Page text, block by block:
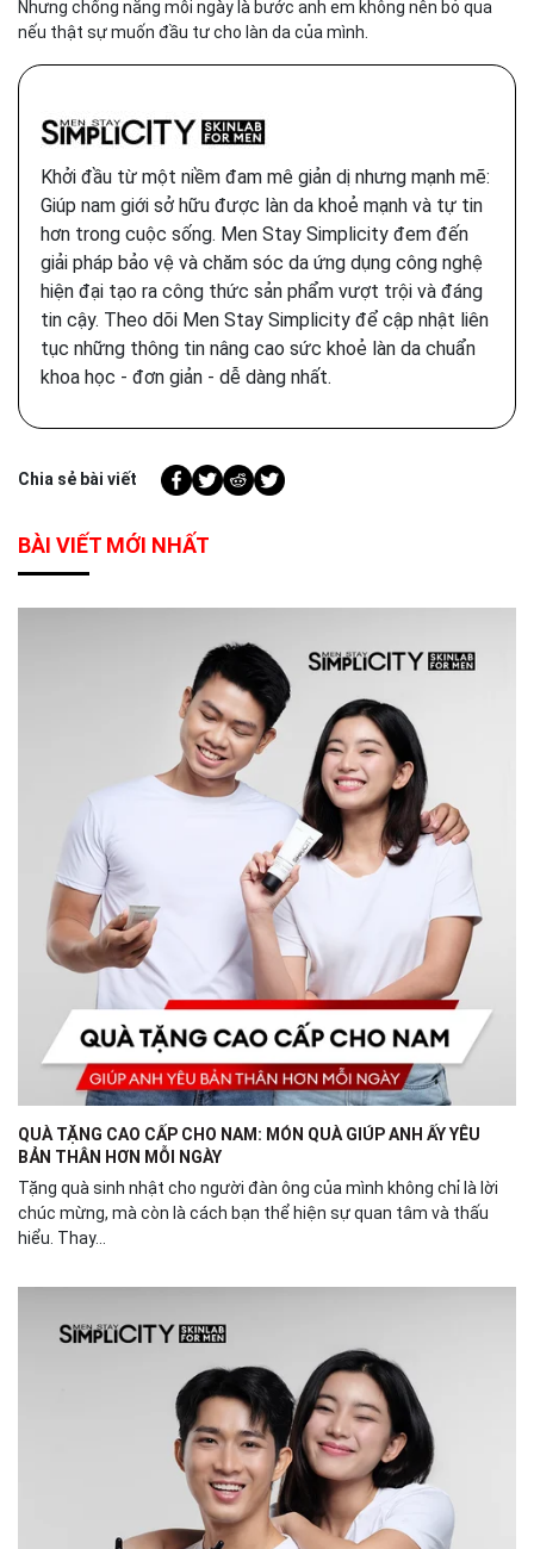
Nhưng chống nắng mỗi ngày là bước anh em không nên bỏ qua
nếu thật sự muốn đầu tư cho làn da của mình.
Khởi đầu từ một niềm đam mê giản dị nhưng mạnh mẽ:
Giúp nam giới sở hữu được làn da khoẻ mạnh và tự tin
hơn trong cuộc sống. Men Stay Simplicity đem đến
giải pháp bảo vệ và chăm sóc da ứng dụng công nghệ
hiện đại tạo ra công thức sản phẩm vượt trội và đáng
tin cậy. Theo dõi Men Stay Simplicity để cập nhật liên
tục những thông tin nâng cao sức khoẻ làn da chuẩn
khoa học - đơn giản - dễ dàng nhất.
Chia sẻ bài viết
BÀI VIẾT MỚI NHẤT
QUÀ TẶNG CAO CẤP CHO NAM: MÓN QUÀ GIÚP ANH ẤY YÊU
BẢN THÂN HƠN MỖI NGÀY
Tặng quà sinh nhật cho người đàn ông của mình không chỉ là lời
chúc mừng, mà còn là cách bạn thể hiện sự quan tâm và thấu
hiểu. Thay...